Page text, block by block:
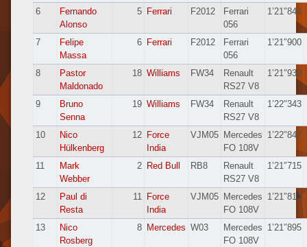
6
Fernando
Alonso
5 Ferrari F2012
Ferrari
056
1’21″844
7
Felipe
Massa
6 Ferrari F2012
Ferrari
056
1’21″900
8
Pastor
Maldonado
18 Williams FW34
Renault
RS27 V8
1’21″939
9
Bruno
Senna
19 Williams FW34
Renault
RS27 V8
1’22″343
10
Nico
Hülkenberg
12 Force
India
VJM05 Mercedes
FO 108V
1’22″847
11
Mark
Webber
2 Red Bull RB8
Renault
RS27 V8
1’21″715
12
Paul di
Resta
11 Force
India
VJM05 Mercedes
FO 108V
1’21″813
13
Nico
Rosberg
8 Mercedes W03
Mercedes
FO 108V
1’21″895